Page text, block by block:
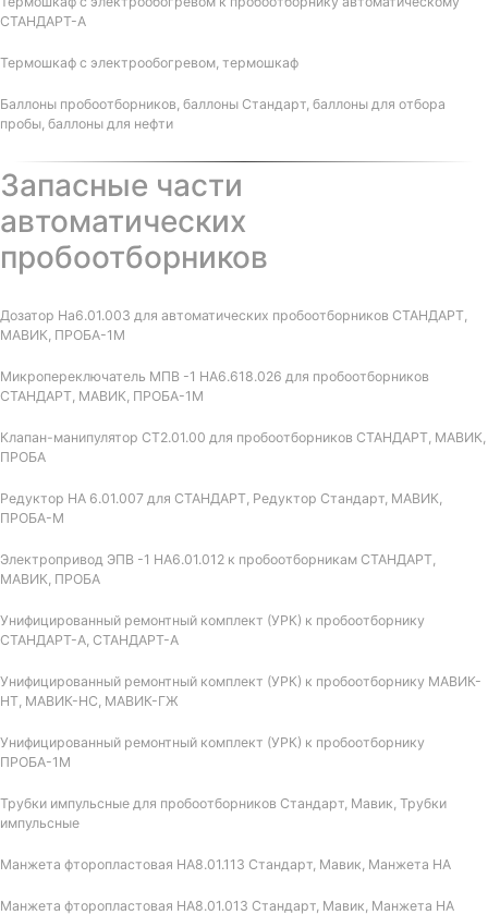
СТАНДАРТ-А
Термошкаф с электрообогревом, термошкаф
Баллоны пробоотборников, баллоны Стандарт, баллоны для отбора
пробы, баллоны для нефти
Запасные части
автоматических
пробоотборников
Дозатор На6.01.003 для автоматических пробоотборников СТАНДАРТ,
МАВИК, ПРОБА-1М
Микропереключатель МПВ -1 НА6.618.026 для пробоотборников
СТАНДАРТ, МАВИК, ПРОБА-1М
Клапан-манипулятор СТ2.01.00 для пробоотборников СТАНДАРТ, МАВИК,
ПРОБА
Редуктор НА 6.01.007 для СТАНДАРТ, Редуктор Стандарт, МАВИК,
ПРОБА-М
Электропривод ЭПВ -1 НА6.01.012 к пробоотборникам СТАНДАРТ,
МАВИК, ПРОБА
Унифицированный ремонтный комплект (УРК) к пробоотборнику
СТАНДАРТ-А, СТАНДАРТ-А
Унифицированный ремонтный комплект (УРК) к пробоотборнику МАВИК-
НТ, МАВИК-НС, МАВИК-ГЖ
Унифицированный ремонтный комплект (УРК) к пробоотборнику
ПРОБА-1М
Трубки импульсные для пробоотборников Стандарт, Мавик, Трубки
импульсные
Манжета фторопластовая НА8.01.113 Стандарт, Мавик, Манжета НА
Манжета фторопластовая НА8.01.013 Стандарт, Мавик, Манжета НА